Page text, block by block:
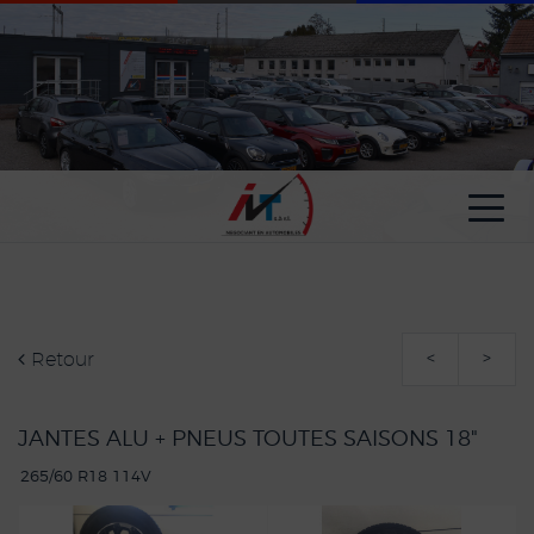
Retour < >
JANTES ALU + PNEUS TOUTES SAISONS 18"
265/60 R18 114V
Paramètres avancés des cookies